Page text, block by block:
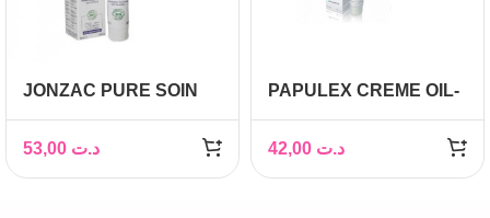
JONZAC PURE SOIN
IMPERFECTIONS 50ML
د.ت
PAPULEX CREME OIL-
IMPERFECTIONS, 40ml
د.ت